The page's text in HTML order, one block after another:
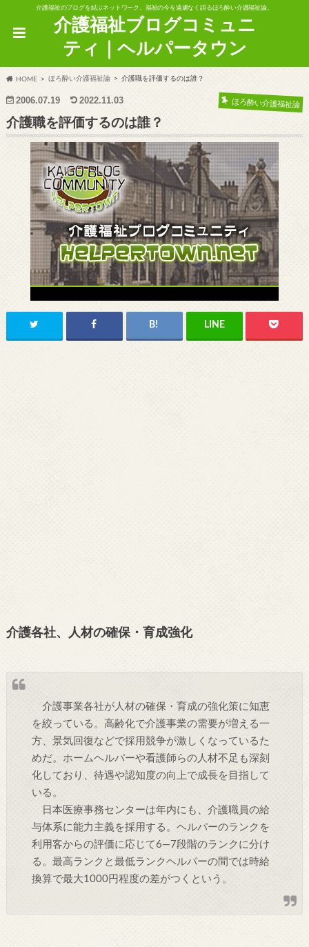
介護福祉のブログを結ぶネットワーク。福祉の今を遠慮なく語るほろ酔い介護福祉論。
介護福祉ブログコミュニ
ティ｜ヘルパータウン
HOME ほろ酔い介護福祉論 介護職を評価するのは誰？
2006.07.19 2022.11.03 ほろ酔い介護福祉論
介護職を評価するのは誰？
介護各社、人材の確保・育成強化
介護事業各社が人材の確保・育成の強化策に知恵
を絞っている。高齢化で介護事業の需要が増える一
方、景気回復などで採用競争が激しくなっているた
めだ。ホームヘルパーや看護師らの人材不足も深刻
化しており、待遇や認知度の向上で成長を目指して
いる。
日本医療事務センターは年内にも、介護職員の給
与体系に能力主義を採用する。ヘルパーのランクを
利用客からの評価に応じて6―7段階のランクに分け
る。最高ランクと最低ランクヘルパーの間では時給
換算で最大1000円程度の差がつくという。